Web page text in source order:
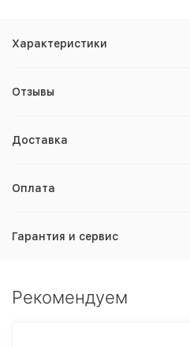
Характеристики
Отзывы
Доставка
Оплата
Гарантия и сервис
Рекомендуем